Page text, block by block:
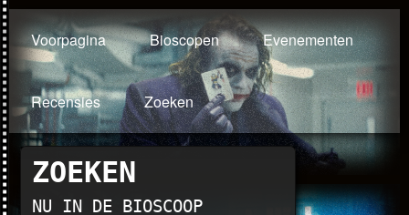
Voorpagina Bioscopen Evenementen
Recensies Zoeken
ZOEKEN
NU IN DE BIOSCOOP